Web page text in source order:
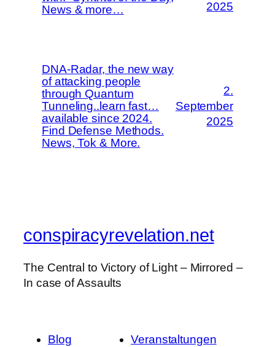
News & more…
2025
DNA-Radar, the new way
of attacking people
through Quantum
Tunneling..learn fast…
available since 2024.
Find Defense Methods.
News, Tok & More.
2.
September
2025
conspiracyrevelation.net
The Central to Victory of Light – Mirrored –
In case of Assaults
Blog
Veranstaltungen